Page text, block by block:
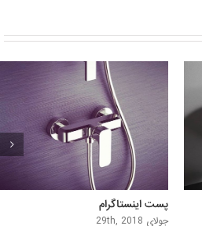
پست اینستاگرام
جولای 29th, 2018